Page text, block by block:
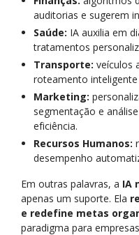
auditorias e sugerem
Saúde: IA auxilia em
tratamentos
Transporte: veículos
roteamento
Marketing:
segmentação e
eficiência.
Recursos Humanos:
desempenho
Em outras palavras, a IA
apenas um suporte. Ela
e redefine metas
paradigma para